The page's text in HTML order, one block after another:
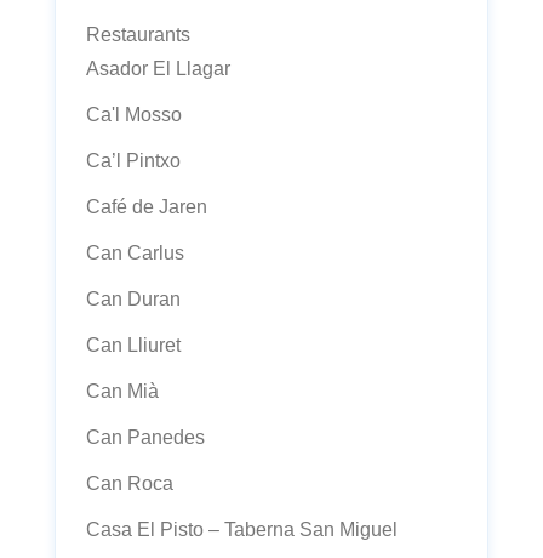
Restaurants
Asador El Llagar
Ca'l Mosso
Ca’l Pintxo
Café de Jaren
Can Carlus
Can Duran
Can Lliuret
Can Mià
Can Panedes
Can Roca
Casa El Pisto – Taberna San Miguel